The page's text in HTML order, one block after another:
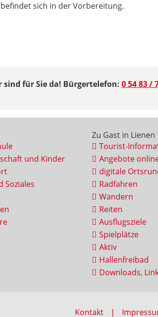
sich in der Vorbereitung.
sind für Sie da! Bürgertelefon: 0 54 83 /
und Kinder
Soziales
Zu Gast in Lienen
Tourist-
Angebote
digitale
Radfahren
Wandern
Reiten
Ausflugsziele
Spielplätze
Aktiv
Hallenfreibad
Downloads,
Kontakt